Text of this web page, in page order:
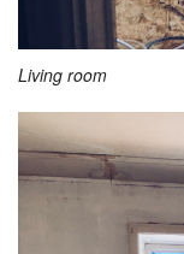
Living room